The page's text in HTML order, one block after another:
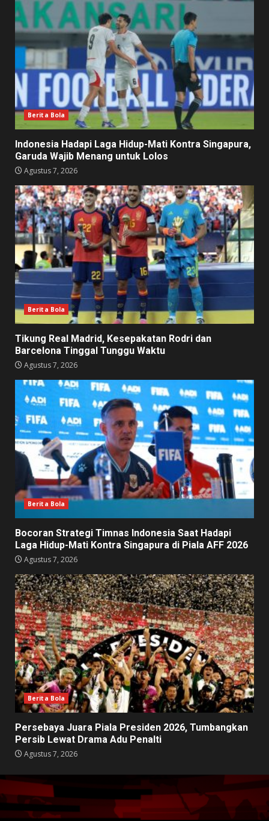
Berita Bola
Indonesia Hadapi Laga Hidup-Mati Kontra Singapura,
Garuda Wajib Menang untuk Lolos
Agustus 7, 2026
Berita Bola
Tikung Real Madrid, Kesepakatan Rodri dan
Barcelona Tinggal Tunggu Waktu
Agustus 7, 2026
Berita Bola
Bocoran Strategi Timnas Indonesia Saat Hadapi
Laga Hidup-Mati Kontra Singapura di Piala AFF 2026
Agustus 7, 2026
Berita Bola
Persebaya Juara Piala Presiden 2026, Tumbangkan
Persib Lewat Drama Adu Penalti
Agustus 7, 2026